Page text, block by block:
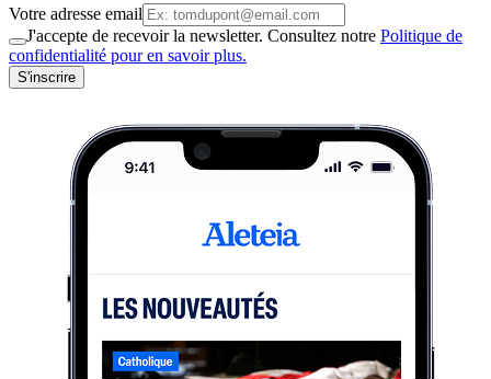
Votre adresse email
J'accepte de recevoir la newsletter. Consultez notre Politique de
confidentialité pour en savoir plus.
S'inscrire